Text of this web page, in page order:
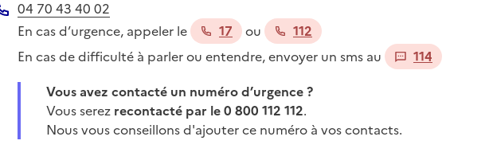
Téléphone
04 70 43 40 02
En cas d’urgence, appeler le
17 ou
112
En cas de difficulté à parler ou entendre, envoyer un sms au
114
Vous avez contacté un numéro d’urgence ?
Vous serez recontacté par le 0 800 112 112.
Nous vous conseillons d'ajouter ce numéro à vos contacts.